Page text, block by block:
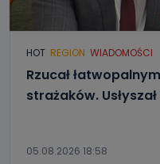
HOT REGION WIADOMOŚCI
Rzucał
strażaków.
05.08.2026 18:58